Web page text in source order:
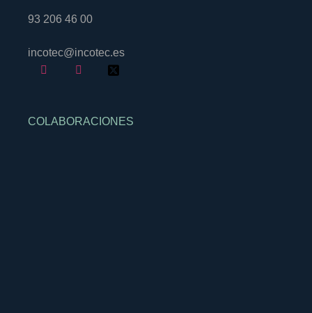
93 206 46 00
incotec@incotec.es
COLABORACIONES